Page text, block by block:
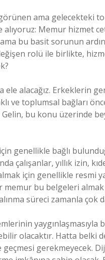
ama gelecekteki
Memur hizmet
bu basit sorunun
rolü ile birlikte,
ele alacağız. Erkeklerin
ve toplumsal bağları
bu konu üzerinde
genellikle bağlı
çalışanlar, yıllık izin,
için genellikle resmi
bu belgeleri almak
süreci zamanla çok
yaygınlaşmasıyla
olacaktır. Hatta belki
gerekmeyecek.